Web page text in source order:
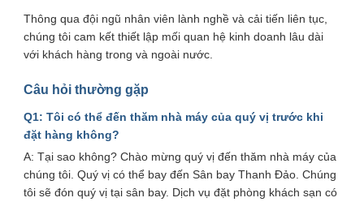
Thông qua đội ngũ nhân viên lành nghề và cải tiến liên tục,
chúng tôi cam kết thiết lập mối quan hệ kinh doanh lâu dài
với khách hàng trong và ngoài nước.
Câu hỏi thường gặp
Q1: Tôi có thể đến thăm nhà máy của quý vị trước khi
đặt hàng không?
A: Tại sao không? Chào mừng quý vị đến thăm nhà máy của
chúng tôi. Quý vị có thể bay đến Sân bay Thanh Đảo. Chúng
tôi sẽ đón quý vị tại sân bay. Dịch vụ đặt phòng khách sạn có